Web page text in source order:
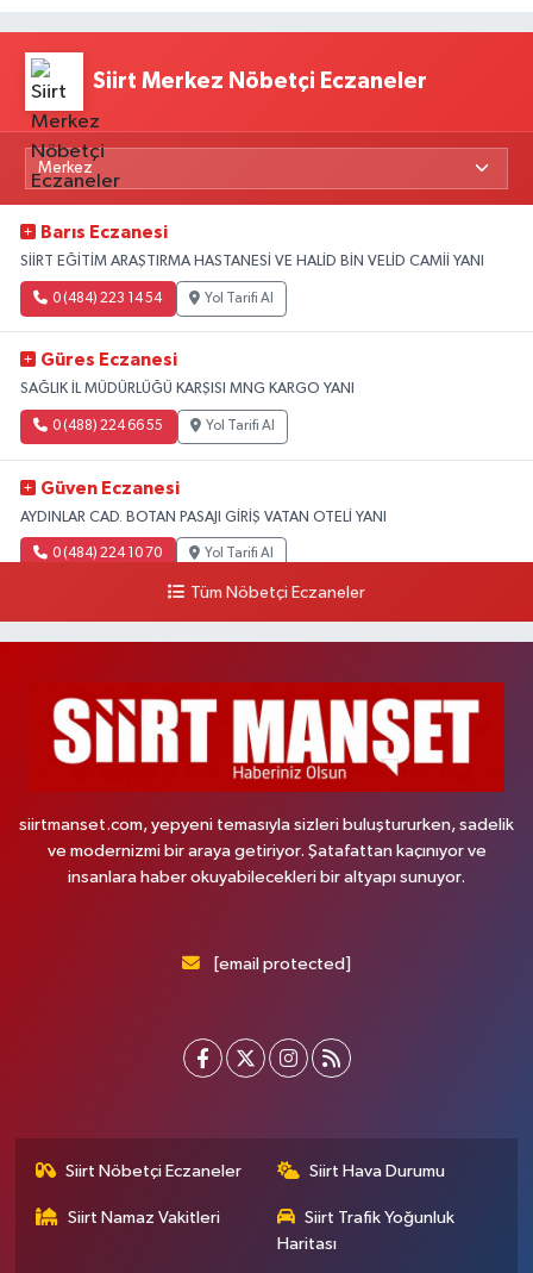
Siirt Merkez Nöbetçi Eczaneler
Barıs Eczanesi
SİİRT EĞİTİM ARAŞTIRMA HASTANESİ VE HALİD BİN VELİD CAMİİ YANI
0 (484) 223 14 54 Yol Tarifi Al
Güres Eczanesi
SAĞLIK İL MÜDÜRLÜĞÜ KARŞISI MNG KARGO YANI
0 (488) 224 66 55 Yol Tarifi Al
Güven Eczanesi
AYDINLAR CAD. BOTAN PASAJI GİRİŞ VATAN OTELİ YANI
0 (484) 224 10 70 Yol Tarifi Al
Tüm Nöbetçi Eczaneler
siirtmanset.com, yepyeni temasıyla sizleri buluştururken, sadelik
ve modernizmi bir araya getiriyor. Şatafattan kaçınıyor ve
insanlara haber okuyabilecekleri bir altyapı sunuyor.
[email protected]
Siirt Nöbetçi Eczaneler Siirt Hava Durumu
Siirt Namaz Vakitleri
Siirt Trafik Yoğunluk
Haritası